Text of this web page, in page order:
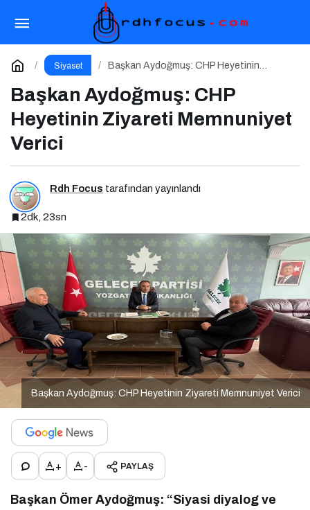
Siyaset
Başkan Aydoğmuş: CHP Heyetinin
Başkan Aydoğmuş: CHP
Heyetinin Ziyareti Memnuniyet
Verici
Rdh Focus tarafından yayınlandı
2dk, 23sn
Başkan Aydoğmuş: CHP Heyetinin Ziyareti Memnuniyet Verici
+ - PAYLAŞ
Başkan Ömer Aydoğmuş: “Siyasi diyalog ve
Başkan Saltuk Deniz: “Ya Hep Beraber Ya
Hiçbirimiz!”
Yorum Yap